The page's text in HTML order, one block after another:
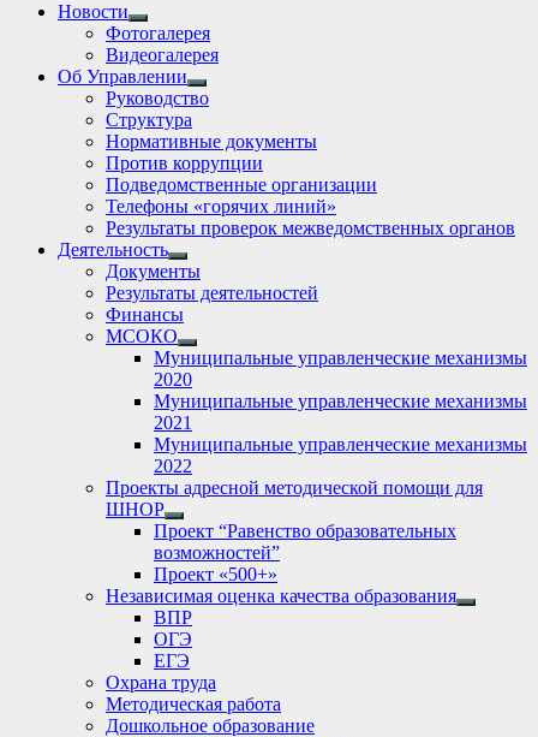
Новости
Show
sub
menu
Фотогалерея
Видеогалерея
Об Управлении
Show
sub
Руководство
Структура
Нормативные документы
Против коррупции
Подведомственные организации
Телефоны «горячих линий»
Результаты проверок межведомственных органов
Деятельность
Show
sub
menu
Документы
Результаты деятельностей
Финансы
МСОКО
Show
sub
menu
Муниципальные управленческие механизмы
2020
Муниципальные управленческие механизмы
2021
Муниципальные управленческие механизмы
2022
Проекты адресной методической помощи для
ШНОР
Show
sub
menu
Проект “Равенство образовательных
возможностей”
Проект «500+»
Независимая оценка качества образования
Show
ВПР
ОГЭ
ЕГЭ
Охрана труда
Методическая работа
Дошкольное образование